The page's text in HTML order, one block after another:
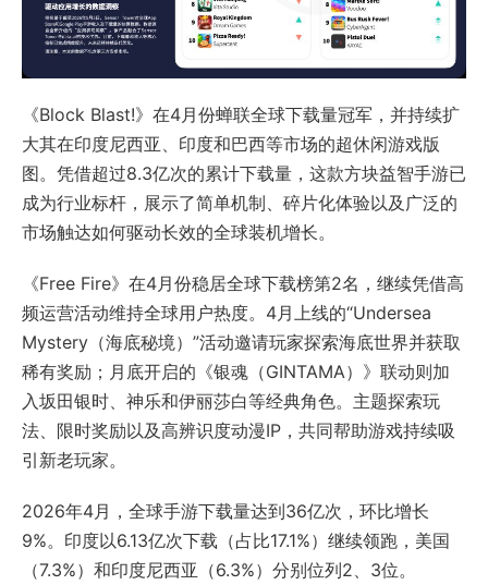
《Block Blast!》在4月份蝉联全球下载量冠军，并持续扩
大其在印度尼西亚、印度和巴西等市场的超休闲游戏版
图。凭借超过8.3亿次的累计下载量，这款方块益智手游已
成为行业标杆，展示了简单机制、碎片化体验以及广泛的
市场触达如何驱动长效的全球装机增长。
《Free Fire》在4月份稳居全球下载榜第2名，继续凭借高
频运营活动维持全球用户热度。4月上线的“Undersea
Mystery（海底秘境）”活动邀请玩家探索海底世界并获取
稀有奖励；月底开启的《银魂（GINTAMA）》联动则加
入坂田银时、神乐和伊丽莎白等经典角色。主题探索玩
法、限时奖励以及高辨识度动漫IP，共同帮助游戏持续吸
引新老玩家。
2026年4月，全球手游下载量达到36亿次，环比增长
9%。印度以6.13亿次下载（占比17.1%）继续领跑，美国
（7.3%）和印度尼西亚（6.3%）分别位列2、3位。